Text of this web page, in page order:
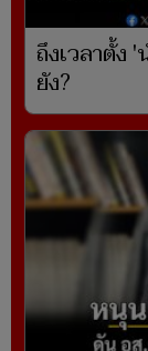
ถึงเวลาตั้ง
ยัง?